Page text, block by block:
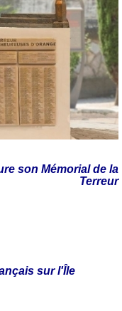
son Mémorial de la
Terreur
sur l'Île